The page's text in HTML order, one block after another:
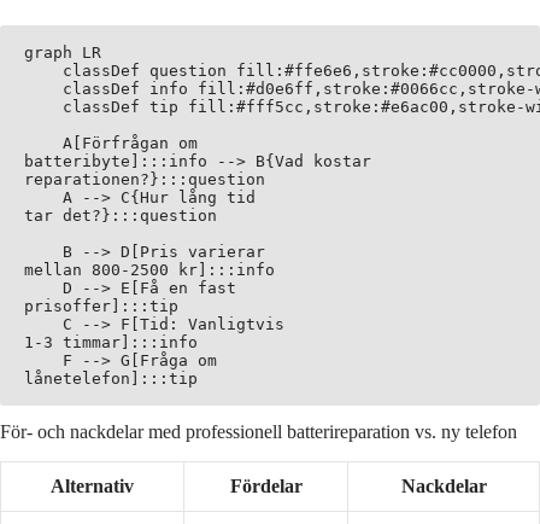
graph LR
classDef question
classDef info fill:#d0e6ff,stroke:#0066cc,stroke-
classDef tip fill:#fff5cc,stroke:#e6ac00,stroke-
    A[Förfrågan om
batteribyte]:::info --> B{Vad kostar
reparationen?}:::question
    A --> C{Hur lång tid
tar det?}:::question
    B --> D[Pris varierar
mellan 800-2500 kr]:::info
    D --> E[Få en fast
prisoffer]:::tip
    C --> F[Tid: Vanligtvis
1-3 timmar]:::info
    F --> G[Fråga om
För- och nackdelar med professionell batterireparation vs. ny telefon
Alternativ Fördelar Nackdelar